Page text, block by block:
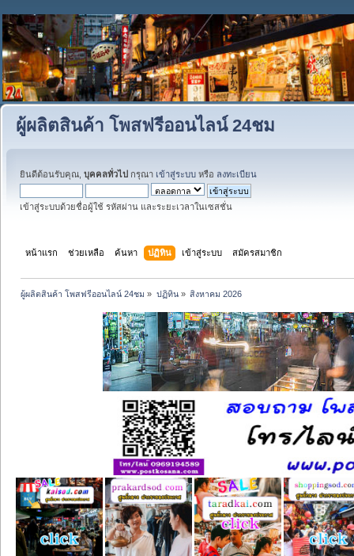
ผู้ผลิตสินค้า โพสฟรีออนไลน์ 24ชม
ยินดีต้อนรับคุณ, บุคคลทั่วไป กรุณา เข้าสู่ระบบ หรือ ลงทะเบียน
เข้าสู่ระบบด้วยชื่อผู้ใช้ รหัสผ่าน และระยะเวลาในเซสชั่น
หน้าแรก ช่วยเหลือ ค้นหา ปฏิทิน เข้าสู่ระบบ สมัครสมาชิก
ผู้ผลิตสินค้า โพสฟรีออนไลน์ 24ชม » ปฏิทิน» สิงหาคม 2026